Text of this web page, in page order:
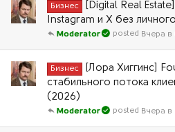
Бизнес
[Digital Real
Instagram и X без
Вчера в
Moderator
Бизнес
[Лора Хиггинс]
стабильного потока
(2026)
Вчера в
Moderator